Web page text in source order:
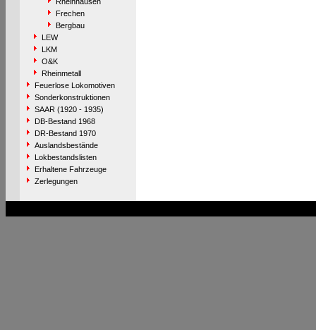
Frechen
Bergbau
LEW
LKM
O&K
Rheinmetall
Feuerlose Lokomotiven
Sonderkonstruktionen
SAAR (1920 - 1935)
DB-Bestand 1968
DR-Bestand 1970
Auslandsbestände
Lokbestandslisten
Erhaltene Fahrzeuge
Zerlegungen